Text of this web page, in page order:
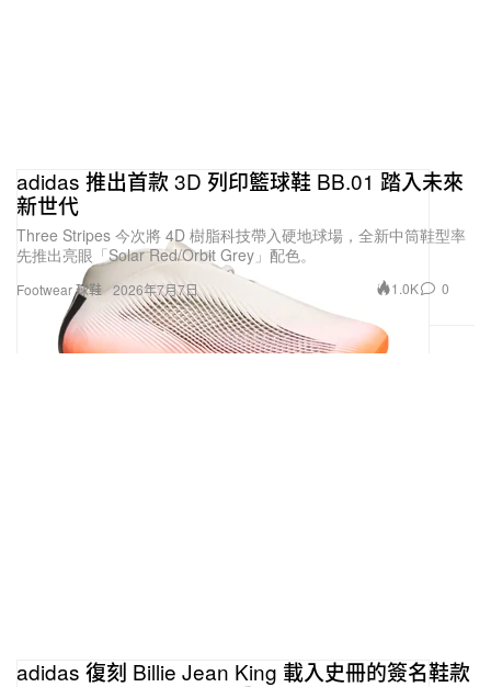
Footwear 球鞋
adidas 推出首款 3D 列印籃球鞋 BB.01 踏入未來
新世代
Three Stripes 今次將 4D 樹脂科技帶入硬地球場，全新中筒鞋型率
先推出亮眼「Solar Red/Orbit Grey」配色。
2026年7月7日 1.0K 0
adidas 復刻 Billie Jean King 載入史冊的簽名鞋款